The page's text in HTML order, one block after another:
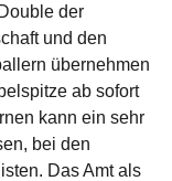
der
und den
übernehmen
ab sofort
kann ein sehr
bei den
Das Amt als